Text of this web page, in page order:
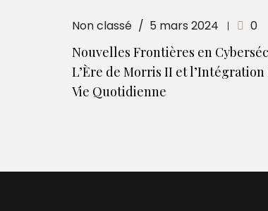
Non classé 5 mars 2024 0
Nouvelles Frontières en
L’Ère de Morris II et l’Intégration
Vie Quotidienne